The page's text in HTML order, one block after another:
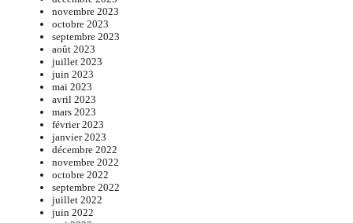
novembre 2023
octobre 2023
septembre 2023
août 2023
juillet 2023
juin 2023
mai 2023
avril 2023
mars 2023
février 2023
janvier 2023
décembre 2022
novembre 2022
octobre 2022
septembre 2022
juillet 2022
juin 2022